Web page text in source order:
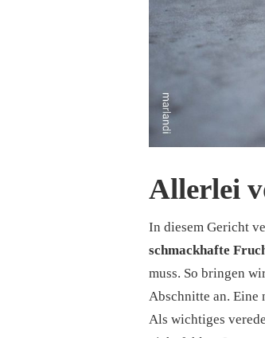
Allerlei
In diesem Gericht
schmackhafte
muss. So bringen
Abschnitte an. Eine
Als wichtiges